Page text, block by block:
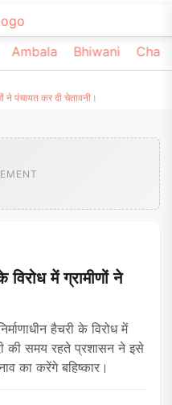
Ambala Bhiwani
ने पंचायत कर दी चेतावनी।
विरोध में ग्रामीणों ने
हैचरी के विरोध में
की समय रहते प्रशासन ने इसे
का करेंगे बहिष्कार।